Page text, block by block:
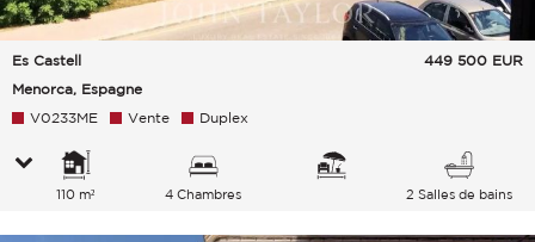
Es Castell
Menorca, Espagne
449 500 EUR
V0233ME Vente Duplex
110 m² 4 Chambres 2 Salles de bains